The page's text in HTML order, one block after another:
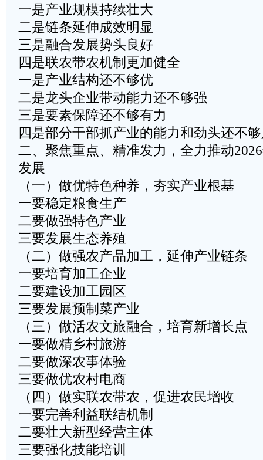
一是产业规模持续壮大
二是链条延伸成效明显
三是融合发展势头良好
四是联农带农机制更加健全
一是产业结构还不够优
二是龙头企业带动能力还不够强
三是要素保障还不够有力
四是部分干部抓产业的能力和劲头还不
二、聚焦重点、精准发力，全力推动
发展
（一）做优特色种养，夯实产业根基
一要稳定粮食生产
二要做强特色产业
三要发展生态养殖
（二）做强农产品加工，延伸产业链条
一要培育加工企业
二要建设加工园区
三要发展预制菜产业
（三）做活农文旅融合，培育新增长点
一要做精乡村旅游
二要做深农事体验
三要做优农村电商
（四）做实联农带农，促进农民增收
一要完善利益联结机制
二要壮大新型经营主体
三要强化技能培训